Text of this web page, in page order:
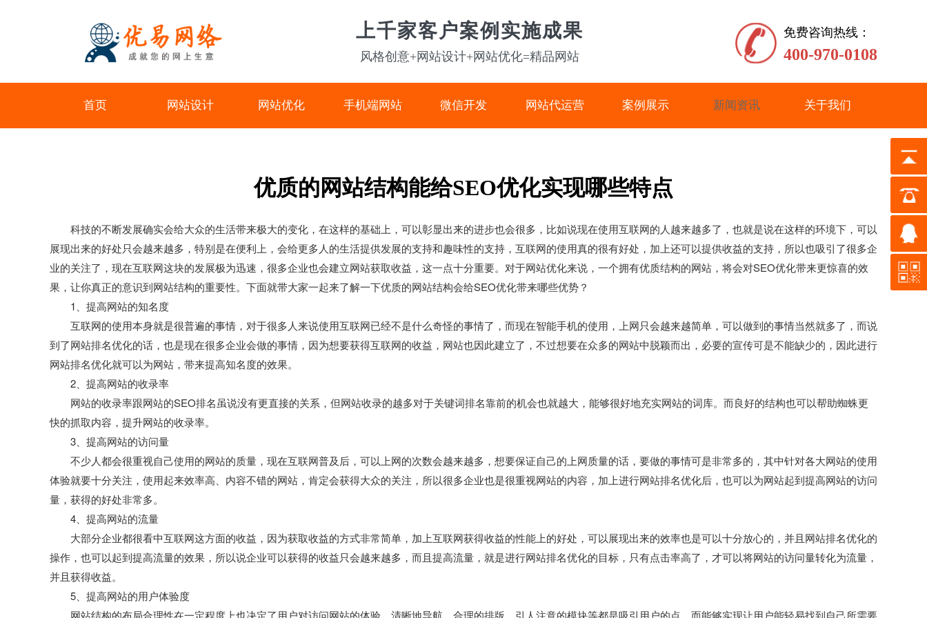
上千家客户案例实施成果
风格创意+网站设计+网站优化=精品网站
免费咨询热线：
400-970-0108
首页 网站设计 网站优化 手机端网站 微信开发 网站代运营 案例展示 新闻资讯 关于我们
优质的网站结构能给SEO优化实现哪些特点
科技的不断发展确实会给大众的生活带来极大的变化，在这样的基础上，可以彰显出来的进步也会很多，比如说现在使用互联网的人越来越多了，也就是说在这样的环境下，可以
展现出来的好处只会越来越多，特别是在便利上，会给更多人的生活提供发展的支持和趣味性的支持，互联网的使用真的很有好处，加上还可以提供收益的支持，所以也吸引了很多企
业的关注了，现在互联网这块的发展极为迅速，很多企业也会建立网站获取收益，这一点十分重要。对于网站优化来说，一个拥有优质结构的网站，将会对SEO优化带来更惊喜的效
果，让你真正的意识到网站结构的重要性。下面就带大家一起来了解一下优质的网站结构会给SEO优化带来哪些优势？
1、提高网站的知名度
互联网的使用本身就是很普遍的事情，对于很多人来说使用互联网已经不是什么奇怪的事情了，而现在智能手机的使用，上网只会越来越简单，可以做到的事情当然就多了，而说
到了网站排名优化的话，也是现在很多企业会做的事情，因为想要获得互联网的收益，网站也因此建立了，不过想要在众多的网站中脱颖而出，必要的宣传可是不能缺少的，因此进行
网站排名优化就可以为网站，带来提高知名度的效果。
2、提高网站的收录率
网站的收录率跟网站的SEO排名虽说没有更直接的关系，但网站收录的越多对于关键词排名靠前的机会也就越大，能够很好地充实网站的词库。而良好的结构也可以帮助蜘蛛更
快的抓取内容，提升网站的收录率。
3、提高网站的访问量
不少人都会很重视自己使用的网站的质量，现在互联网普及后，可以上网的次数会越来越多，想要保证自己的上网质量的话，要做的事情可是非常多的，其中针对各大网站的使用
体验就要十分关注，使用起来效率高、内容不错的网站，肯定会获得大众的关注，所以很多企业也是很重视网站的内容，加上进行网站排名优化后，也可以为网站起到提高网站的访问
量，获得的好处非常多。
4、提高网站的流量
大部分企业都很看中互联网这方面的收益，因为获取收益的方式非常简单，加上互联网获得收益的性能上的好处，可以展现出来的效率也是可以十分放心的，并且网站排名优化的
操作，也可以起到提高流量的效果，所以说企业可以获得的收益只会越来越多，而且提高流量，就是进行网站排名优化的目标，只有点击率高了，才可以将网站的访问量转化为流量，
并且获得收益。
5、提高网站的用户体验度
网站结构的布局合理性在一定程度上也决定了用户对访问网站的体验，清晰地导航、合理的排版、引人注意的模块等都是吸引用户的点，而能够实现让用户能轻易找到自己所需要